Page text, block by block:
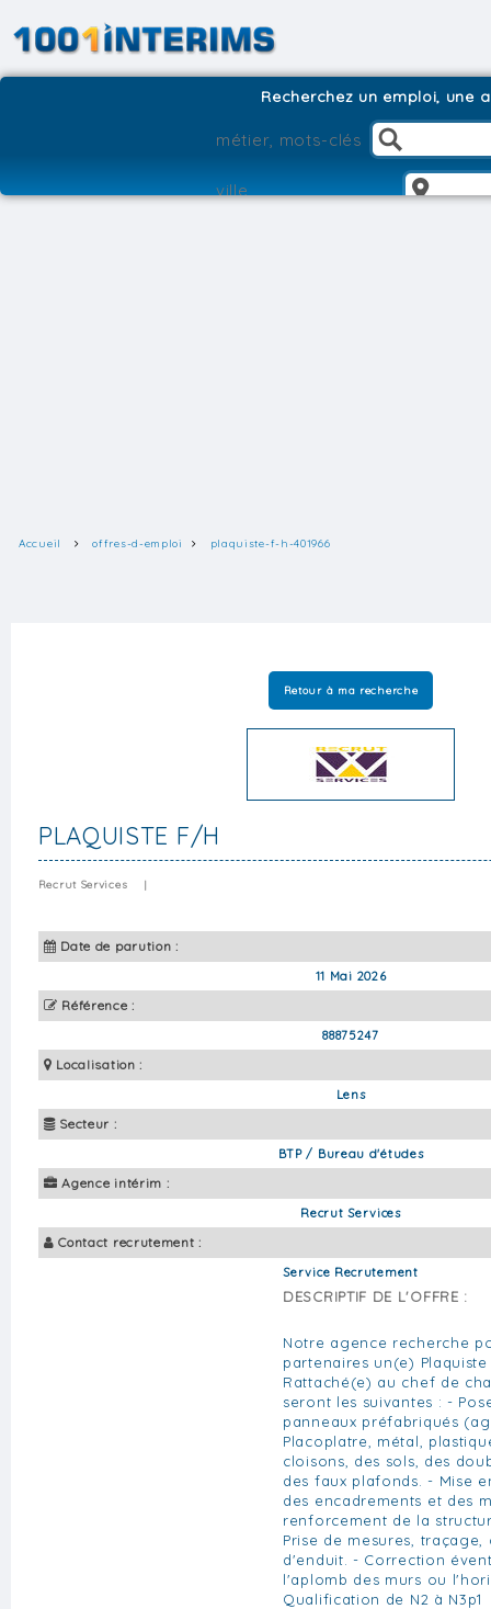
Recherchez un emploi, une
Accueil offres-d-emploi plaquiste-f-h-401966
Retour à ma recherche
PLAQUISTE F/H
Recrut Services |
Date de parution :
11 Mai 2026
Référence :
88875247
Localisation :
Lens
Secteur :
BTP / Bureau d'études
Agence intérim :
Recrut Services
Contact recrutement :
Service Recrutement
DESCRIPTIF DE L'OFFRE :
Notre agence recherche
partenaires un(e)
Rattaché(e) au chef de
seront les suivantes : -
panneaux préfabriqués
Placoplatre, métal,
cloisons, des sols, des
des faux plafonds. - Mise
des encadrements et des
renforcement de la
Prise de mesures,
d'enduit. - Correction
l'aplomb des murs ou
Qualification de N2 à N3p1